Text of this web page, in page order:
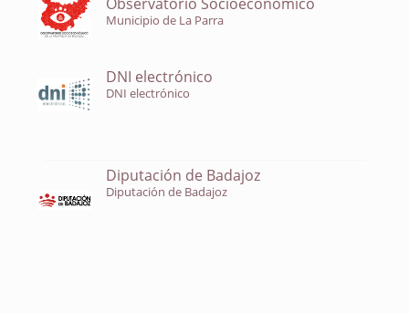
Municipio de La Parra
DNI electrónico
DNI electrónico
Diputación de Badajoz
Diputación de Badajoz